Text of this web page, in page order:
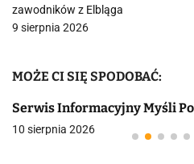
zawodników z Elbląga
9 sierpnia 2026
MOŻE CI SIĘ SPODOBAĆ:
Serwis Informacyjny Myśli
10 sierpnia 2026